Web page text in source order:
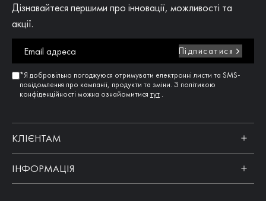
Дізнавайтеся першими про інновації, можливості та
акції.
Підписатися
*Я добровільно погоджуюся отримувати електронні листи та SMS-
повідомлення про кампанії, продукти та зміни. З політикою
конфіденційності можна ознайомитися тут .
КЛІЄНТАМ
ІНФОРМАЦІЯ